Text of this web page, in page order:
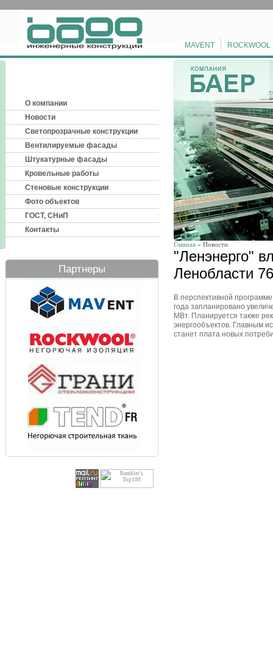
MAVENT ROCKWOOL
О компании
Новости
Светопрозрачные конструкции
Вентилируемые фасады
Штукатурные фасады
Кровельные работы
Стеновые конструкции
Фото объектов
ГОСТ, СНиП
Контакты
Партнеры
Главная » Новости
"Ленэнерго"
Ленобласти
В перспективной
года запланировано
МВт. Планируется также
энергообъектов. Главным
станет плата новых